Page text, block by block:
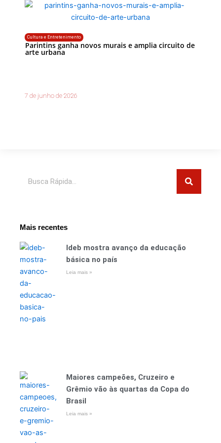
Cultura e Entretenimento
Parintins ganha novos murais e amplia circuito de
arte urbana
7 de junho de 2026
Mais recentes
Ideb mostra avanço da educação
básica no país
Leia mais »
Maiores campeões, Cruzeiro e
Grêmio vão às quartas da Copa do
Brasil
Leia mais »